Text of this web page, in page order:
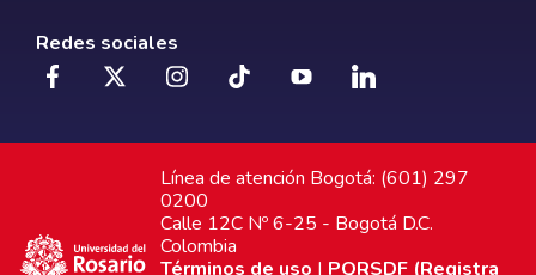
Redes sociales
Línea de atención Bogotá: (601) 297
0200
Calle 12C Nº 6-25 - Bogotá D.C.
Colombia
Términos de uso | PQRSDF (Registra